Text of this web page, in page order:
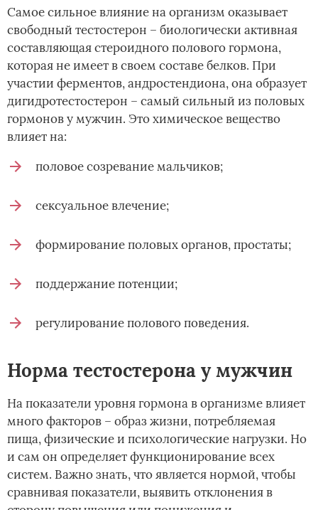
Самое сильное влияние на организм оказывает
свободный тестостерон – биологически активная
составляющая стероидного полового гормона,
которая не имеет в своем составе белков. При
участии ферментов, андростендиона, она образует
дигидротестостерон – самый сильный из половых
гормонов у мужчин. Это химическое вещество
влияет на:
половое созревание мальчиков;
сексуальное влечение;
формирование половых органов, простаты;
поддержание потенции;
регулирование полового поведения.
Норма тестостерона у мужчин
На показатели уровня гормона в организме влияет
много факторов – образ жизни, потребляемая
пища, физические и психологические нагрузки. Но
и сам он определяет функционирование всех
систем. Важно знать, что является нормой, чтобы
сравнивая показатели, выявить отклонения в